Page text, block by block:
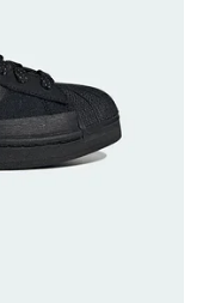
NITRO™ 4
彈與防滑兼具的
2 WP：腳
防水輕越野鞋